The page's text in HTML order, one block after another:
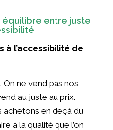
équilibre entre juste
à l’accessibilité de
On ne vend pas nos
au juste au prix.
achetons en deçà du
à la qualité que l’on